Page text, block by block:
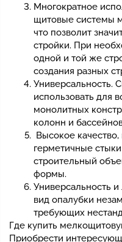
Многократное
щитовые системы
что позволит
стройки. При
одной и той же
создания разных
Универсальность.
использовать для
монолитных
колонн и
Высокое
герметичные
строительный
формы.
Универсальность
вид опалубки
требующих
Где купить
Приобрести